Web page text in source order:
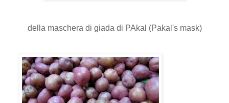
della maschera di giada di PAkal (Pakal's mask)